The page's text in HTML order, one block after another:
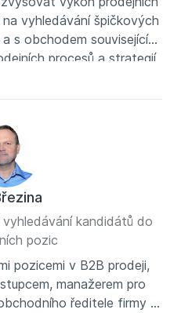
vyhledávání špičkových
s obchodem souvisejících
procesů a strategií.
kandidátů do
pozic
pozicemi v B2B prodeji,
manažerem pro
ředitele firmy s